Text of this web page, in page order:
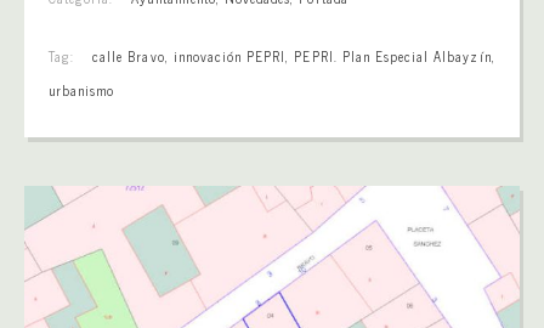
Tag: calle Bravo, innovación PEPRI, PEPRI. Plan Especial Albayzín,
urbanismo